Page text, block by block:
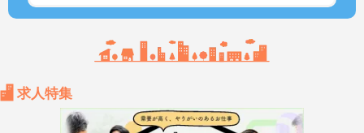
求人特集